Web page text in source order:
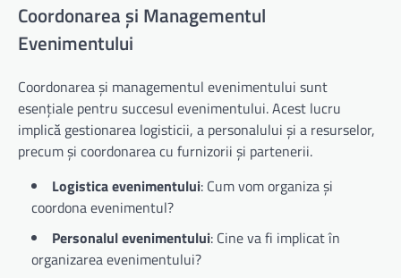
Coordonarea și Managementul
Evenimentului
Coordonarea și managementul evenimentului sunt
esențiale pentru succesul evenimentului. Acest lucru
implică gestionarea logisticii, a personalului și a resurselor,
precum și coordonarea cu furnizorii și partenerii.
Logistica evenimentului: Cum vom organiza și
coordona evenimentul?
Personalul evenimentului: Cine va fi implicat în
organizarea evenimentului?